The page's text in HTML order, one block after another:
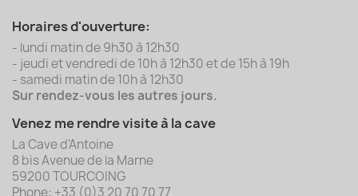
Horaires d'ouverture:
- lundi matin de 9h30 à 12h30
- jeudi et vendredi de 10h à 12h30 et de 15h à 19h
- samedi matin de 10h à 12h30
Sur rendez-vous les autres jours.
Venez me rendre visite à la cave
La Cave d'Antoine
8 bis Avenue de la Marne
59200 TOURCOING
Phone: +33 (0)3 20 70 70 77